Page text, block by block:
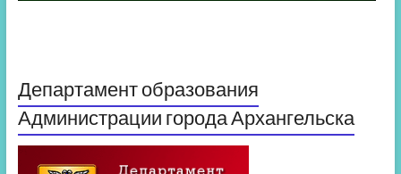
Департамент образования
Администрации города Архангельска